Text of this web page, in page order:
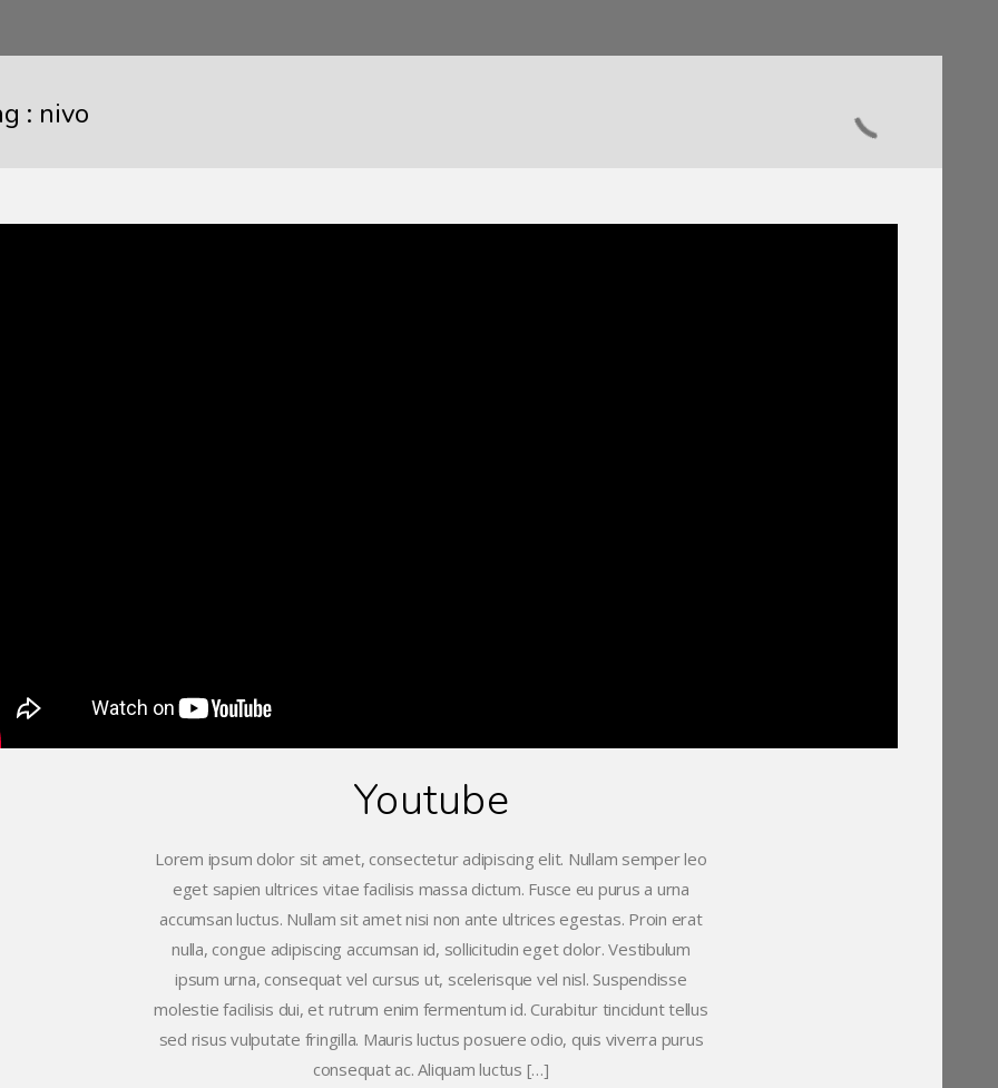
: nivo
Youtube
Lorem ipsum dolor sit amet, consectetur adipiscing elit. Nullam semper leo
eget sapien ultrices vitae facilisis massa dictum. Fusce eu purus a urna
accumsan luctus. Nullam sit amet nisi non ante ultrices egestas. Proin erat
nulla, congue adipiscing accumsan id, sollicitudin eget dolor. Vestibulum
ipsum urna, consequat vel cursus ut, scelerisque vel nisl. Suspendisse
molestie facilisis dui, et rutrum enim fermentum id. Curabitur tincidunt tellus
sed risus vulputate fringilla. Mauris luctus posuere odio, quis viverra purus
consequat ac. Aliquam luctus […]